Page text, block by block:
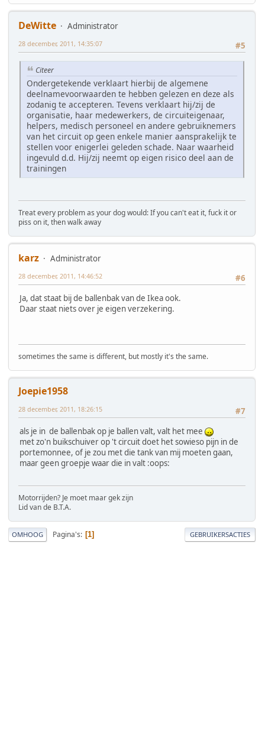
DeWitte
Administrator
#5
28 december, 2011, 14:35:07
Citeer
Ondergetekende verklaart hierbij de algemene
deelnamevoorwaarden te hebben gelezen en deze als
zodanig te accepteren. Tevens verklaart hij/zij de
organisatie, haar medewerkers, de circuiteigenaar,
helpers, medisch personeel en andere gebruiknemers
van het circuit op geen enkele manier aansprakelijk te
stellen voor enigerlei geleden schade. Naar waarheid
ingevuld d.d. Hij/zij neemt op eigen risico deel aan de
trainingen
Treat every problem as your dog would: If you can't eat it, fuck it or
piss on it, then walk away
karz
Administrator
#6
28 december, 2011, 14:46:52
Ja, dat staat bij de ballenbak van de Ikea ook.
Daar staat niets over je eigen verzekering.
sometimes the same is different, but mostly it's the same.
Joepie1958
#7
28 december, 2011, 18:26:15
als je in de ballenbak op je ballen valt, valt het mee
met zo'n buikschuiver op 't circuit doet het sowieso pijn in de
portemonnee, of je zou met die tank van mij moeten gaan,
maar geen groepje waar die in valt :oops:
Motorrijden? Je moet maar gek zijn
Lid van de B.T.A.
OMHOOG Pagina's 1 GEBRUIKERSACTIES